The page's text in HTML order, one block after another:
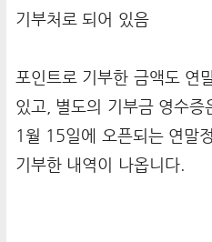
기부처로 되어 있음
포인트로 기부한 금액도 연
있고, 별도의 기부금 영수
1월 15일에 오픈되는 연말
기부한 내역이 나옵니다.